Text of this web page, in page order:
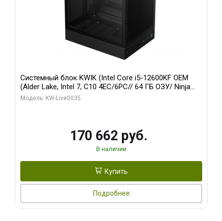
Системный блок KWIK (Intel Core i5-12600KF OEM
(Alder Lake, Intel 7, C10 4EC/6PC// 64 ГБ ОЗУ/ Ninja
Sinotex GTX1650 4GB 128bit GDDR6 DVI DP HDMI 2/
Модель: KW-Live0035
170 662 руб.
В наличии
Купить
Подробнее